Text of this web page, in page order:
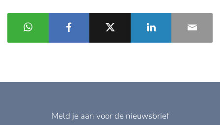
Meld je aan voor de nieuwsbrief